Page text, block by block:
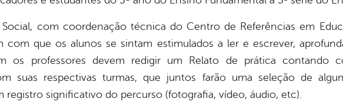
com coordenação técnica do Centro de Referências em
com que os alunos se sintam estimulados a ler e escrever,
os professores devem redigir um Relato de prática contando
suas respectivas turmas, que juntos farão uma seleção de
registro significativo do percurso (fotografia, vídeo, áudio, etc).